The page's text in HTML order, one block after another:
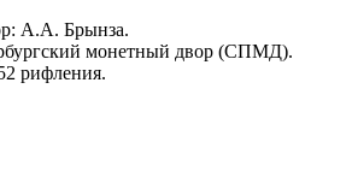
А.А. Брынза.
монетный двор (СПМД).
рифления.